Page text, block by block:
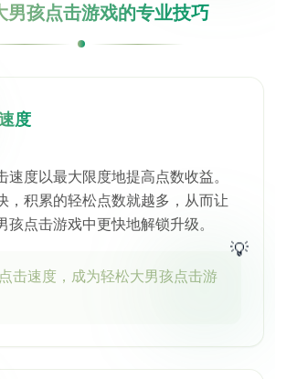
男孩点击游戏的专业技巧
度
速度以最大限度地提高点数收益。
，积累的轻松点数就越多，从而让
孩点击游戏中更快地解锁升级。
💡
击速度，成为轻松大男孩点击游